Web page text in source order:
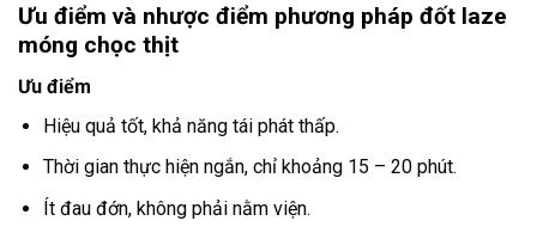
Ưu điểm và nhược điểm phương pháp đốt laze
móng chọc thịt
Ưu điểm
Hiệu quả tốt, khả năng tái phát thấp.
Thời gian thực hiện ngắn, chỉ khoảng 15 – 20 phút.
Ít đau đớn, không phải nằm viện.